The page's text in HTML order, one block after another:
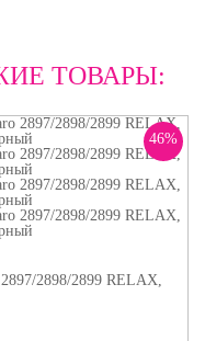
ТОВАРЫ:
46%
2898/2899 RELAX,